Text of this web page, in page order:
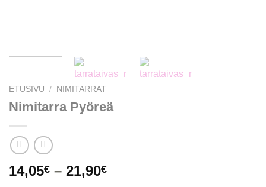
ETUSIVU / NIMITARRAT
Nimitarra Pyöreä
14,05€ – 21,90€